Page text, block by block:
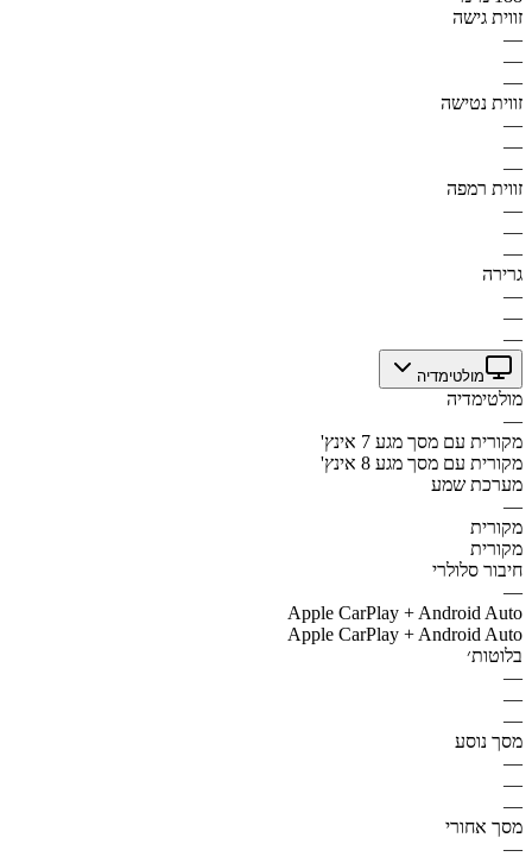
זווית גישה
—
—
—
זווית נטישה
—
—
—
זווית רמפה
—
—
—
גרירה
—
—
—
מולטימדיה
מולטימדיה
—
מקורית עם מסך מגע 7 אינץ'
מקורית עם מסך מגע 8 אינץ'
מערכת שמע
—
מקורית
מקורית
חיבור סלולרי
—
Apple CarPlay + Android Auto
Apple CarPlay + Android Auto
בלוטות׳
—
—
—
מסך נוסע
—
—
—
מסך אחורי
—